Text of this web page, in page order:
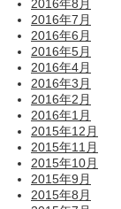
2016年8月
2016年7月
2016年6月
2016年5月
2016年4月
2016年3月
2016年2月
2016年1月
2015年12月
2015年11月
2015年10月
2015年9月
2015年8月